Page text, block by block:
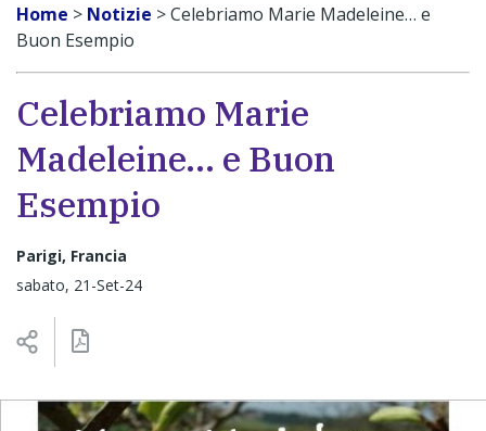
Home > Notizie >Celebriamo Marie Madeleine… e
Buon Esempio
Celebriamo Marie
Madeleine… e Buon
Esempio
Parigi, Francia
sabato, 21-Set-24